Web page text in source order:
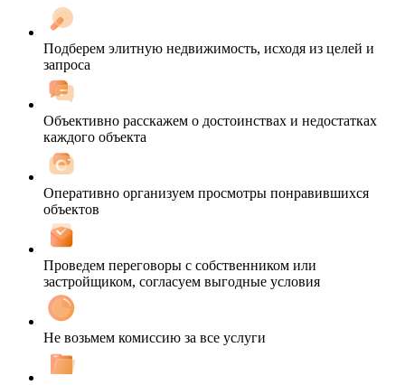
Подберем элитную недвижимость, исходя из целей и
запроса
Объективно расскажем о достоинствах и недостатках
каждого объекта
Оперативно организуем просмотры понравившихся
объектов
Проведем переговоры с собственником или
застройщиком, согласуем выгодные условия
Не возьмем комиссию за все услуги